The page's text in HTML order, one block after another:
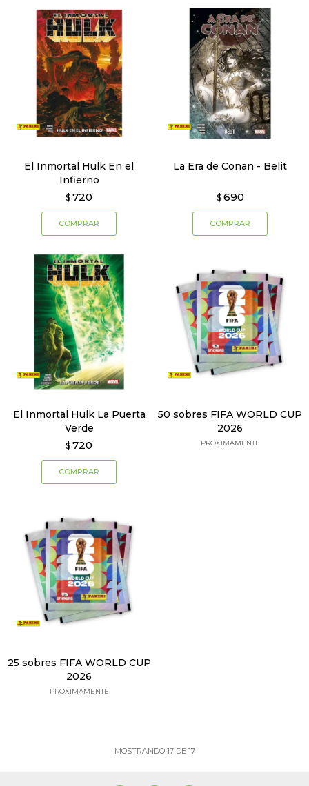
El Inmortal Hulk En el
Infierno
$ 720
La Era de Conan - Belit
$ 690
El Inmortal Hulk La Puerta
Verde
$ 720
50 sobres FIFA WORLD CUP
2026
PROXIMAMENTE
25 sobres FIFA WORLD CUP
2026
PROXIMAMENTE
MOSTRANDO 17DE 17